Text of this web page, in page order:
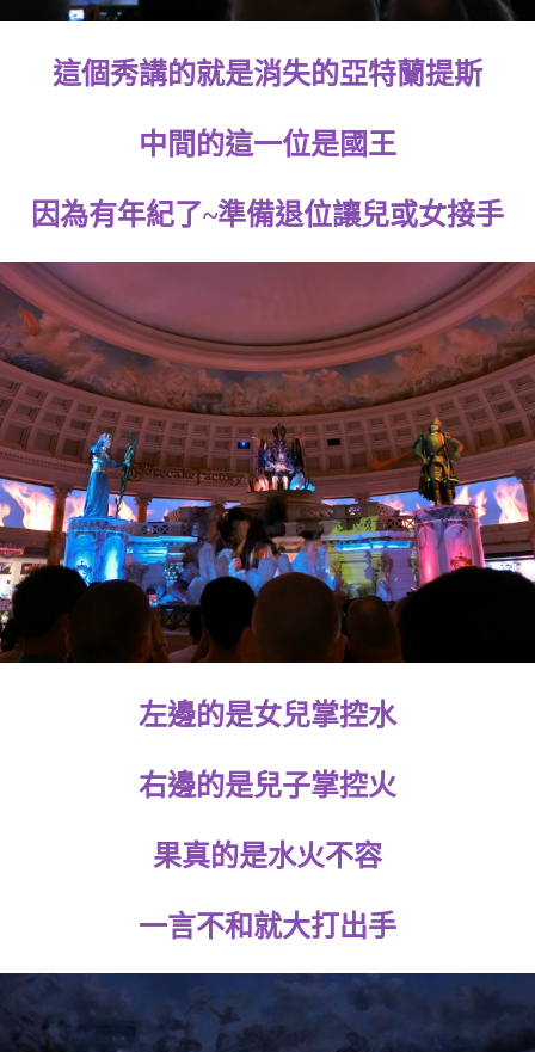
這個秀講的就是消失的亞特蘭提斯
中間的這一位是國王
因為有年紀了~準備退位讓兒或女接手
左邊的是女兒掌控水
右邊的是兒子掌控火
果真的是水火不容
一言不和就大打出手